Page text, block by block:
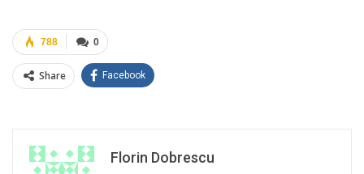
0
788
Share Facebook
Florin Dobrescu